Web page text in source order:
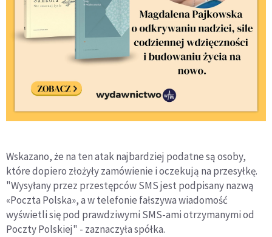
Wskazano, że na ten atak najbardziej podatne są osoby,
które dopiero złożyły zamówienie i oczekują na przesyłkę.
"Wysyłany przez przestępców SMS jest podpisany nazwą
«Poczta Polska», a w telefonie fałszywa wiadomość
wyświetli się pod prawdziwymi SMS-ami otrzymanymi od
Poczty Polskiej" - zaznaczyła spółka.